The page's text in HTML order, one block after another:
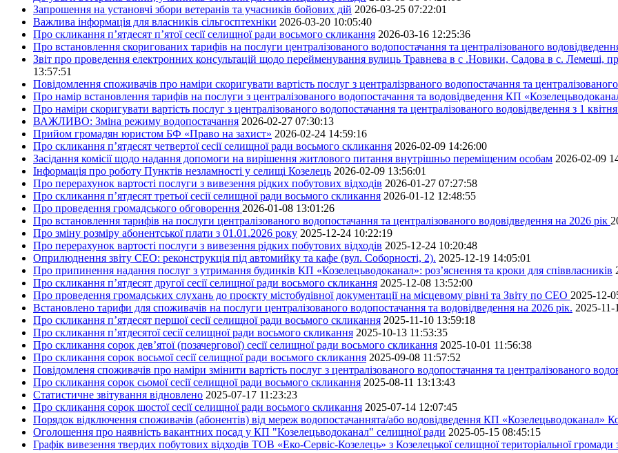
Запрошення на установчі збори ветеранів та учасників бойових дій 2026-03-25 07:22:01
Важлива інформація для власників сільгосптехніки 2026-03-20 10:05:40
Про скликання п’ятдесят п’ятої сесії селищної ради восьмого скликання 2026-03-16 12:25:36
Про встановлення скоригованих тарифів на послуги централізованого водопостачання та централізованого
Звіт про проведення електронних консультацій щодо перейменування вулиць Травнева в с .Новики, Садова в с. Лемеші,
13:57:51
Повідомлення споживачів про наміри скоригувати вартість послуг з централізрваного водопостачання та
Про намір встановлення тарифів на послуги з централізованого водопостачання та водовідведення КП
Про наміри скоригувати вартість послуг з централізованого водопостачання та централізованого водовідведення з 1
ВАЖЛИВО: Зміна режиму водопостачання 2026-02-27 07:30:13
Прийом громадян юристом БФ «Право на захист» 2026-02-24 14:59:16
Про скликання п’ятдесят четвертої сесії селищної ради восьмого скликання 2026-02-09 14:26:00
Засідання комісії щодо надання допомоги на вирішення житлового питання внутрішньо переміщеним особам 2026-02-09
Інформація про роботу Пунктів незламності у селищі Козелець 2026-02-09 13:56:01
Про перерахунок вартості послуги з вивезення рідких побутових відходів 2026-01-27 07:27:58
Про скликання п’ятдесят третьої сесії селищної ради восьмого скликання 2026-01-12 12:48:55
Про проведення громадського обговорення 2026-01-08 13:01:26
Про встановлення тарифів на послуги централізованого водопостачання та централізованого водовідведення на 2026 рік
Про зміну розміру абонентської плати з 01.01.2026 року 2025-12-24 10:22:19
Про перерахунок вартості послуги з вивезення рідких побутових відходів 2025-12-24 10:20:48
Оприлюднення звіту СЕО: реконструкція під автомийку та кафе (вул. Соборності, 2). 2025-12-19 14:05:01
Про припинення надання послуг з утримання будинків КП «Козелецьводоканал»: роз’яснення та кроки для співвласників
Про скликання п’ятдесят другої сесії селищної ради восьмого скликання 2025-12-08 13:52:00
Про проведення громадських слухань до проєкту містобудівної документації на місцевому рівні та Звіту по СЕО 2025-12-
Встановлено тарифи для споживачів на послуги централізованого водопостачання та водовідведення на 2026 рік. 2025-11-
Про скликання п’ятдесят першої сесії селищної ради восьмого скликання 2025-11-10 13:59:18
Про скликання п’ятдесятої сесії селищної ради восьмого скликання 2025-10-13 11:53:35
Про скликання сорок дев’ятої (позачергової) сесії селищної ради восьмого скликання 2025-10-01 11:56:38
Про скликання сорок восьмої сесії селищної ради восьмого скликання 2025-09-08 11:57:52
Повідомленя споживачів про наміри змінити вартість послуг з централізованого водопостачання та централізованого
Про скликання сорок сьомої сесії селищної ради восьмого скликання 2025-08-11 13:13:43
Статистичне звітування відновлено 2025-07-17 11:23:23
Про скликання сорок шостої сесії селищної ради восьмого скликання 2025-07-14 12:07:45
Порядок відключення споживачів (абонентів) від мереж водопостачаннята/або водовідведення КП «Козелецьводоканал»
Оголошення про наявність вакантних посад у КП "Козелецьводоканал" селищної ради 2025-05-15 08:45:15
Графік вивезення твердих побутових відходів ТОВ «Еко-Сервіс-Козелець» з Козелецької селищної територіальної